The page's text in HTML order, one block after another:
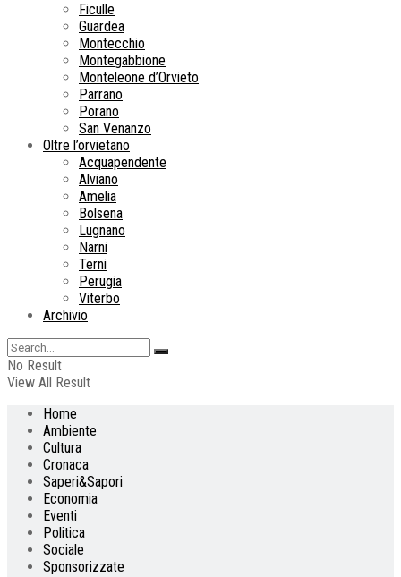
Ficulle
Guardea
Montecchio
Montegabbione
Monteleone d’Orvieto
Parrano
Porano
San Venanzo
Oltre l’orvietano
Acquapendente
Alviano
Amelia
Bolsena
Lugnano
Narni
Terni
Perugia
Viterbo
Archivio
No Result
View All Result
Home
Ambiente
Cultura
Cronaca
Saperi&Sapori
Economia
Eventi
Politica
Sociale
Sponsorizzate